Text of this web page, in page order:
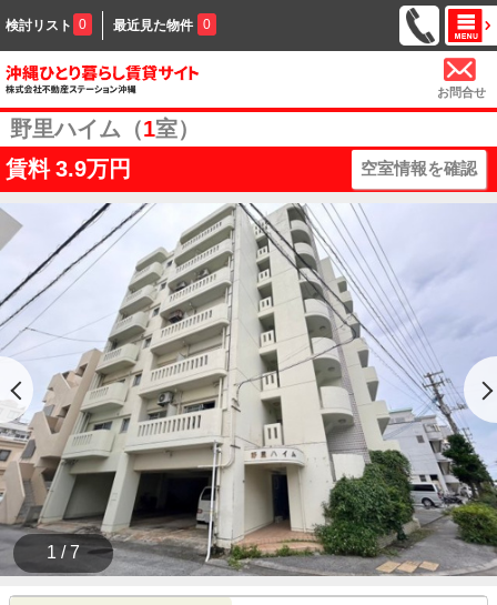
検討リスト 0 最近見た物件 0
お問合せ
野里ハイム（1室）
賃料 3.9万円 空室情報を確認
1 / 7